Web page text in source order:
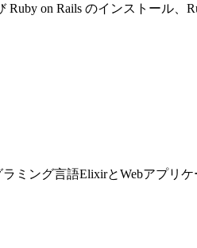
on Rails のインストール
ング言語ElixirとWebアプリ